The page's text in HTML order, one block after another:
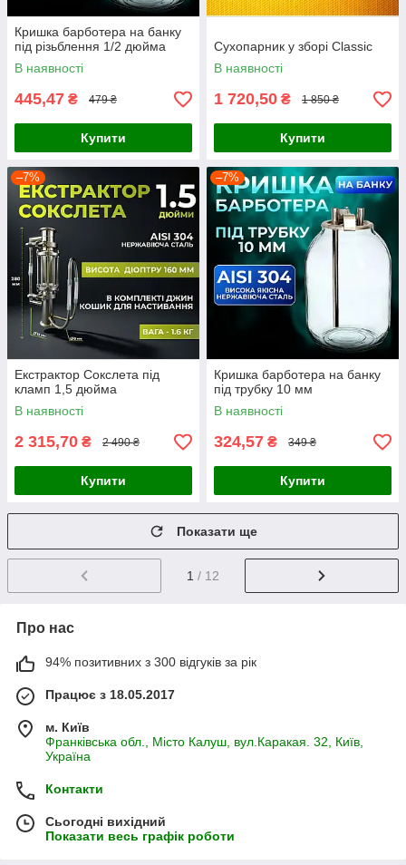
Кришка барботера на банку
під різьблення 1/2 дюйма
В наявності
445,47 ₴ 479 ₴
Купити
Сухопарник у зборі Classic
В наявності
1 720,50 ₴ 1 850 ₴
Купити
–7%
Екстрактор Сокслета під
кламп 1,5 дюйма
В наявності
2 315,70 ₴ 2 490 ₴
Купити
–7%
Кришка барботера на банку
під трубку 10 мм
В наявності
324,57 ₴ 349 ₴
Купити
Показати ще
1 / 12
Про нас
94% позитивних з 300 відгуків за рік
Працює з 18.05.2017
м. Київ
Франківська обл., Місто Калуш, вул.Каракая. 32, Київ,
Україна
Контакти
Сьогодні вихідний
Показати весь графік роботи